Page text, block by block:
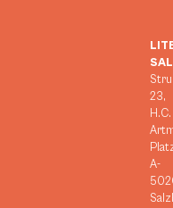
23,
H.C.
A-